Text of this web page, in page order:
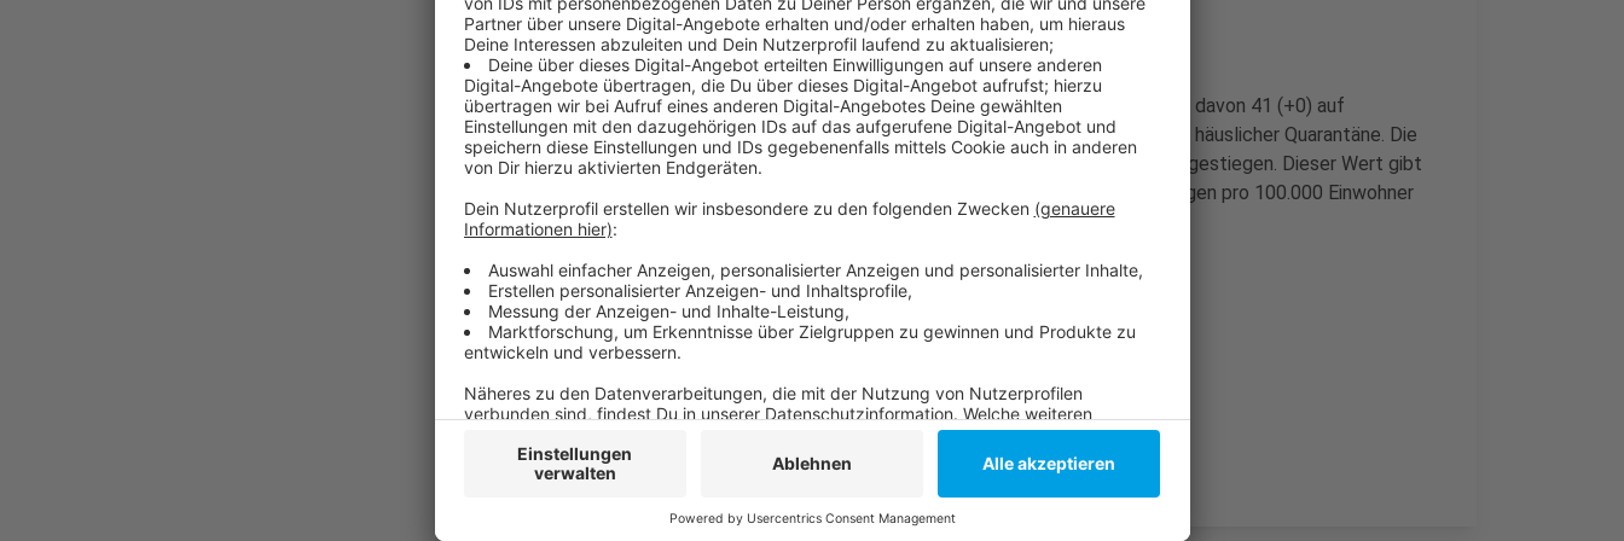
Anzeige
Von den Infizierten werden 159 (+3) in Krankenhäusern behandelt, davon 41 (+0) auf
Intensivstationen. 5.091 (-101) Menschen befinden sich derzeit in häuslicher Quarantäne. Die
sogenannte 7-Tages-Inzidenz liegt bei 163,6 und ist damit leicht gestiegen. Dieser Wert gibt
die Zahl der bekannt gewordenen Infektionen in den letzten 7 Tagen pro 100.000 Einwohner
an.
Weitere Infos und Links zum Thema:
Alle Infos zum Corona-Virus bei AD!
Die aktuellen Zahlen vom 09. November!
Anzeige